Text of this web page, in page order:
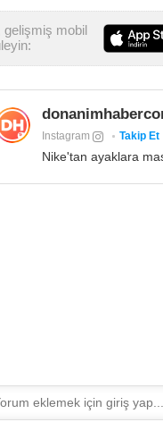
mobil
Instagram Takip Et
Nike'tan ayaklara